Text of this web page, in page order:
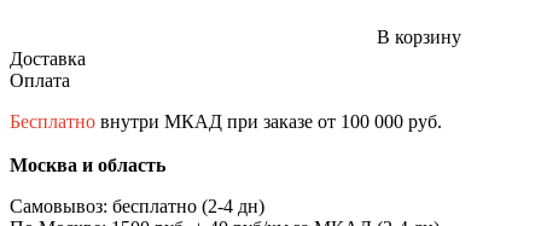
В корзину
Доставка
Оплата
Бесплатно внутри МКАД при заказе от 100 000 руб.
Москва и область
Самовывоз: бесплатно (2-4 дн)